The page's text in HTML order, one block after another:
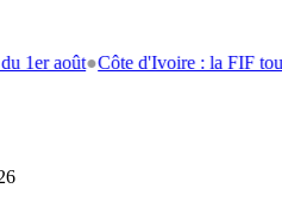
Côte d'Ivoire : la FIF tourne la page